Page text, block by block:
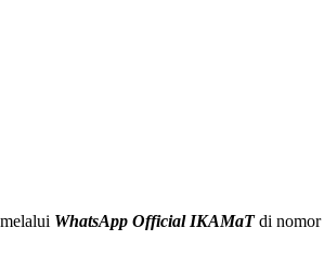
WhatsApp Official IKAMaT di nomor